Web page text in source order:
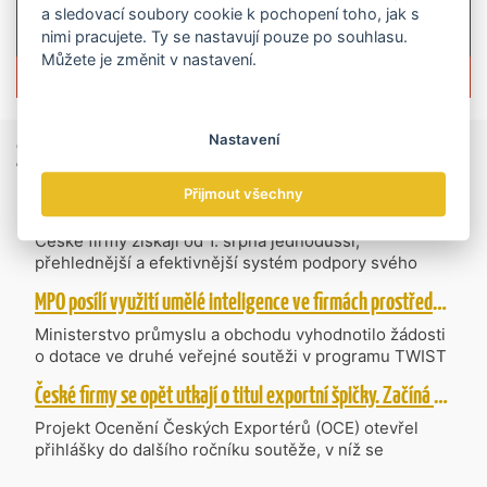
Zprávy ze světa obchodu
Vzniká CzechBusiness. Nová státní agentura zjednoduší podporu českých firem
České firmy získají od 1. srpna jednodušší,
přehlednější a efektivnější systém podpory svého
CzechBusiness, která propojuje dosavadní
kompetence agentur CzechTrade a CzechInvest.
Firmám nabídne jednoho partnera pro rozvoj od
inovací až po zahraniční expanzi.
MPO posílí využití umělé inteligence ve firmách prostřednictvím 40 projektů z programu TWIST
Ministerstvo průmyslu a obchodu vyhodnotilo žádosti
o dotace ve druhé veřejné soutěži v programu TWIST
– Transfer, Výzkum, Vývoj a Inovace pro Strategické
Technologie, do které bylo podáno 318 návrhů
projektů požadujících dotaci o celkovém objemu 4,27
mld. Kč. Částkou 630 mil. Kč bude podpořeno čtyřicet
nejlépe hodnocených projektů zaměřených na
České firmy se opět utkají o titul exportní špičky. Začíná další ročník Ocenění Českých Exportérů
Projekt Ocenění Českých Exportérů (OCE) otevřel
přihlášky do dalšího ročníku soutěže, v níž se
a sledovací soubory cookie k pochopení toho, jak s
nimi pracujete. Ty se nastavují pouze po souhlasu.
Můžete je změnit v nastavení.
Nastavení
Přijmout všechny